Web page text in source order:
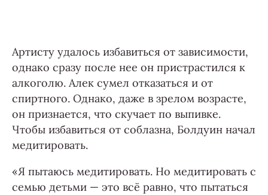
Артисту удалось избавиться от зависимости,
однако сразу после нее он пристрастился к
алкоголю. Алек сумел отказаться и от
спиртного. Однако, даже в зрелом возрасте,
он признается, что скучает по выпивке.
Чтобы избавиться от соблазна, Болдуин начал
медитировать.
«Я пытаюсь медитировать. Но медитировать с
семью детьми — это всё равно, что пытаться